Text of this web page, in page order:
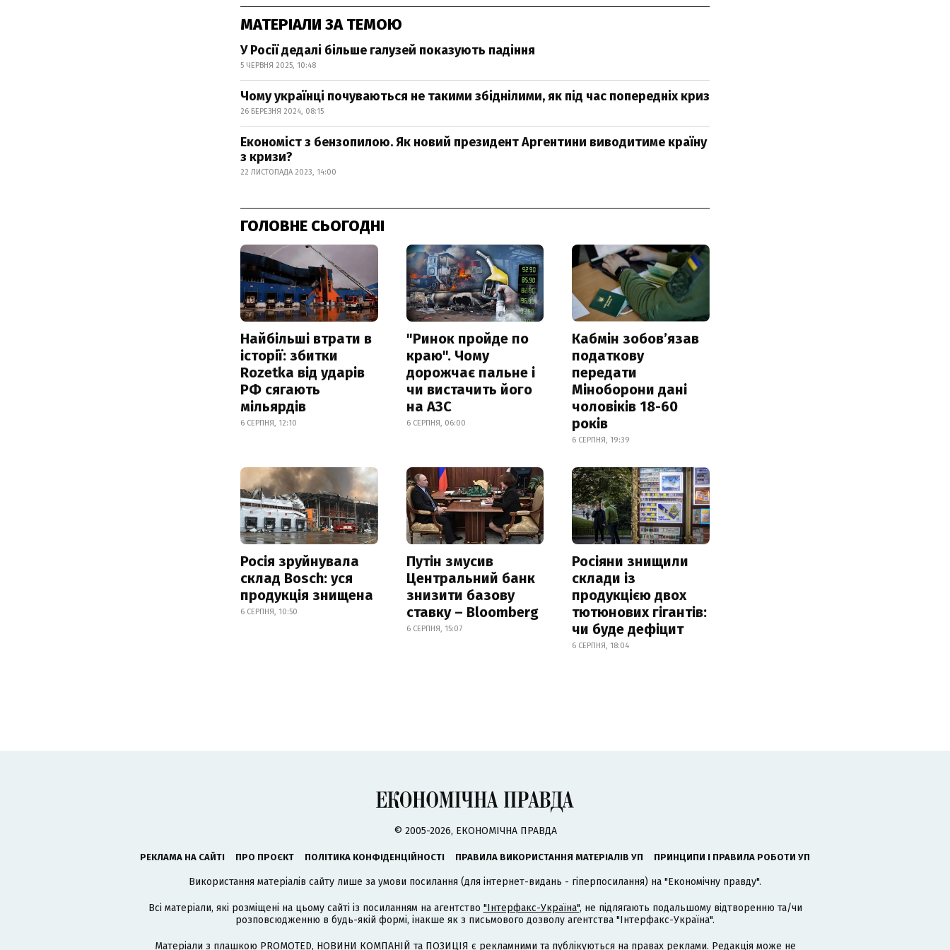
МАТЕРІАЛИ ЗА ТЕМОЮ
У Росії дедалі більше галузей показують падіння
5 ЧЕРВНЯ 2025, 10:48
Чому українці почуваються не такими збіднілими, як під час попередніх криз
26 БЕРЕЗНЯ 2024, 08:15
Економіст з бензопилою. Як новий президент Аргентини виводитиме країну
з кризи?
22 ЛИСТОПАДА 2023, 14:00
ГОЛОВНЕ СЬОГОДНІ
Найбільші втрати в
історії: збитки
Rozetka від ударів
РФ сягають
мільярдів
6 СЕРПНЯ, 12:10
"Ринок пройде по
краю". Чому
дорожчає пальне і
чи вистачить його
на АЗС
6 СЕРПНЯ, 06:00
Кабмін зобовʼязав
податкову
передати
Міноборони дані
чоловіків 18-60
років
6 СЕРПНЯ, 19:39
Росія зруйнувала
склад Bosch: уся
продукція знищена
6 СЕРПНЯ, 10:50
Путін змусив
Центральний банк
знизити базову
ставку – Bloomberg
6 СЕРПНЯ, 15:07
Росіяни знищили
склади із
продукцією двох
тютюнових гігантів:
чи буде дефіцит
6 СЕРПНЯ, 18:04
© 2005-2026, ЕКОНОМІЧНА ПРАВДА
РЕКЛАМА НА САЙТІ ПРО ПРОЄКТ ПОЛІТИКА КОНФІДЕНЦІЙНОСТІ ПРАВИЛА ВИКОРИСТАННЯ МАТЕРІАЛІВ УП ПРИНЦИПИ І ПРАВИЛА РОБОТИ УП
Використання матеріалів сайту лише за умови посилання (для інтернет-видань - гіперпосилання) на "Економічну правду".
Всі матеріали, які розміщені на цьому сайті із посиланням на агентство "Інтерфакс-Україна", не підлягають подальшому відтворенню та/чи
розповсюдженню в будь-якій формі, інакше як з письмового дозволу агентства "Інтерфакс-Україна".
Матеріали з плашкою PROMOTED, НОВИНИ КОМПАНІЙ та ПОЗИЦІЯ є рекламними та публікуються на правах реклами. Редакція може не